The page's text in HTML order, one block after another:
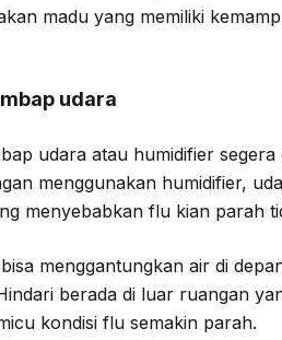
madu yang memiliki
udara
udara atau humidifier
menggunakan humidifier,
menyebabkan flu kian parah
menggantungkan air di
berada di luar ruangan
kondisi flu semakin parah.